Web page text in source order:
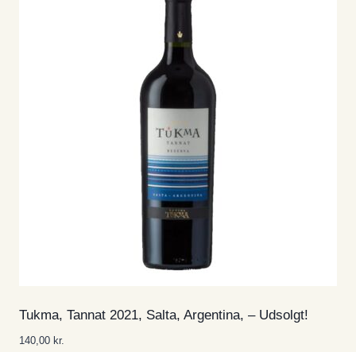
Tukma, Tannat 2021, Salta, Argentina, – Udsolgt!
140,00 kr.